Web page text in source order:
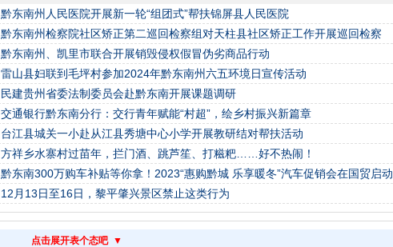
黔东南州人民医院开展新一轮“组团式”帮扶锦屏县人民医院
黔东南州检察院社区矫正第二巡回检察组对天柱县社区矫正工作开展巡回检察
黔东南州、凯里市联合开展销毁侵权假冒伪劣商品行动
雷山县妇联到毛坪村参加2024年黔东南州六五环境日宣传活动
民建贵州省委法制委员会赴黔东南开展课题调研
交通银行黔东南分行：交行青年赋能“村超”，绘乡村振兴新篇章
台江县城关一小赴从江县秀塘中心小学开展教研结对帮扶活动
方祥乡水寨村过苗年，拦门酒、跳芦笙、打糍粑……好不热闹！
黔东南300万购车补贴等你拿！2023“惠购黔城 乐享暖冬”汽车促销会在国贸启动
12月13日至16日，黎平肇兴景区禁止这类行为
点击展开表个态吧 ▼